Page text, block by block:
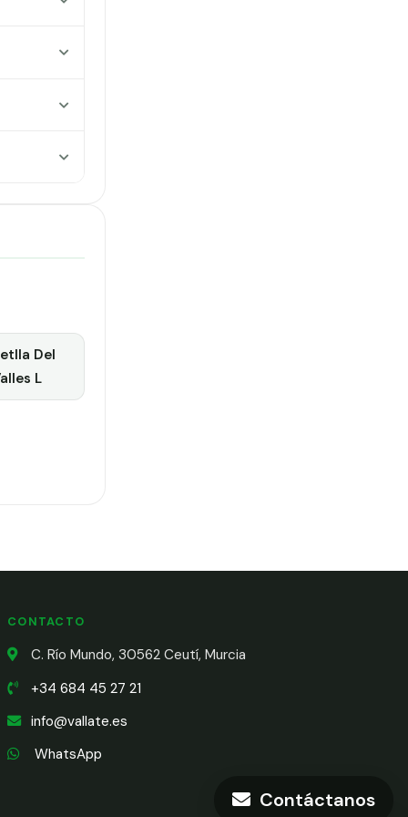
Del
L
Contáctanos
CONTACTO
C. Río Mundo, 30562 Ceutí, Murcia
+34 684 45 27 21
info@vallate.es
WhatsApp